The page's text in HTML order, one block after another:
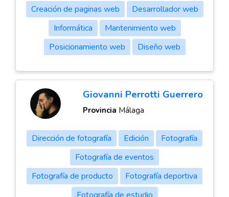
Creación de paginas web
Desarrollador web
Informática
Mantenimiento web
Posicionamiento web
Diseño web
Giovanni Perrotti Guerrero
Provincia Málaga
Dirección de fotografía Edición
Fotografía
Fotografía de eventos
Fotografía de producto
Fotografía deportiva